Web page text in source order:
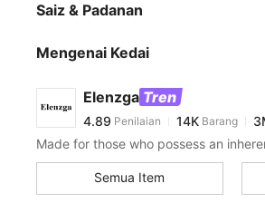
Saiz & Padanan
Mengenai Kedai
Elenzga Tren
4.89
Penilaian 14K
s***9membayar1 hari
4.89 14K
Made for those who possess an
Semua Item